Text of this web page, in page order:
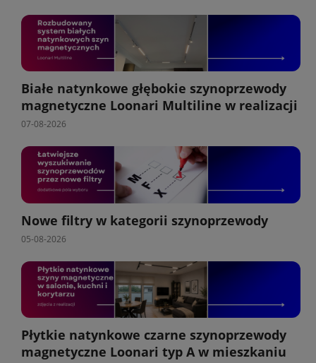
Białe natynkowe głębokie szynoprzewody
magnetyczne Loonari Multiline w realizacji
07-08-2026
Nowe filtry w kategorii szynoprzewody
05-08-2026
Płytkie natynkowe czarne szynoprzewody
magnetyczne Loonari typ A w mieszkaniu